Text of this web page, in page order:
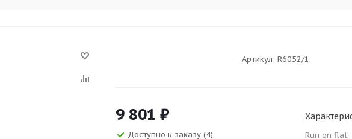
Артикул: R6052/1
9 801 ₽
Доступно к заказу (4) Run on flat